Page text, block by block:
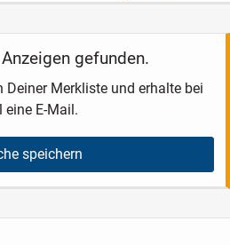
gefunden.
Deiner Merkliste und erhalte bei
eine E-Mail.
speichern